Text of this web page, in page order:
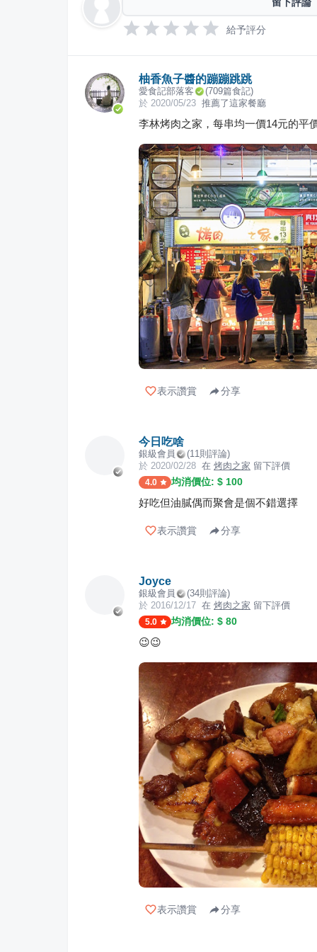
給予評分
柚香魚子醬的蹦蹦跳跳
愛食記部落客 (709篇食記)
於 2020/05/23 推薦了這家餐廳
李林烤肉之家，每串均一價14元的平
表示讚賞 分享
今日吃啥
銀級會員 (11 則評論)
於 2020/02/28 在 烤肉之家 留下評價
4.0 均消價位: $ 100
好吃但油膩偶而聚會是個不錯選擇
表示讚賞 分享
Joyce
銀級會員 (34則評論)
於 2016/12/17 在 烤肉之家 留下評價
5.0 均消價位: $ 80
😉😉
表示讚賞 分享